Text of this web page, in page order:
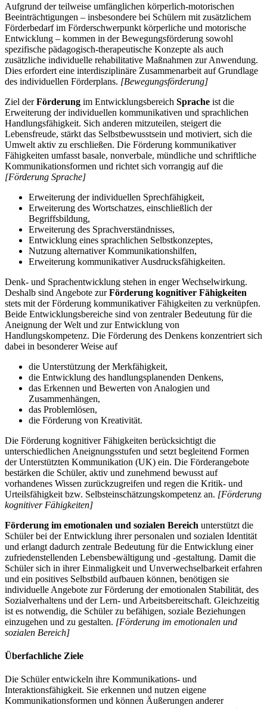
Aufgrund der teilweise umfänglichen körperlich-motorischen
Beeinträchtigungen – insbesondere bei Schülern mit zusätzlichem
Förderbedarf im Förderschwerpunkt körperliche und motorische
Entwicklung – kommen in der Bewegungsförderung sowohl
spezifische pädagogisch-therapeutische Konzepte als auch
zusätzliche individuelle rehabilitative Maßnahmen zur Anwendung.
Dies erfordert eine interdisziplinäre Zusammenarbeit auf Grundlage
des individuellen Förderplans. [Bewegungsförderung]
Ziel derFörderung im Entwicklungsbereich Sprache ist die
Erweiterung der individuellen kommunikativen und sprachlichen
Handlungsfähigkeit. Sich anderen mitzuteilen, steigert die
Lebensfreude, stärkt das Selbstbewusstsein und motiviert, sich die
Umwelt aktiv zu erschließen. Die Förderung kommunikativer
Fähigkeiten umfasst basale, nonverbale, mündliche und schriftliche
Kommunikationsformen und richtet sich vorrangig auf die
[Förderung Sprache]
Erweiterung der individuellen Sprechfähigkeit,
Erweiterung des Wortschatzes, einschließlich der
Begriffsbildung,
Erweiterung des Sprachverständnisses,
Entwicklung eines sprachlichen Selbstkonzeptes,
Nutzung alternativer Kommunikationshilfen,
Erweiterung kommunikativer Ausdrucksfähigkeiten.
Denk- und Sprachentwicklung stehen in enger Wechselwirkung.
Deshalb sind Angebote zurFörderung kognitiver Fähigkeiten
stets mit der Förderung kommunikativer Fähigkeiten zu verknüpfen.
Beide Entwicklungsbereiche sind von zentraler Bedeutung für die
Aneignung der Welt und zur Entwicklung von
Handlungskompetenz. Die Förderung des Denkens konzentriert sich
dabei in besonderer Weise auf
die Unterstützung der Merkfähigkeit,
die Entwicklung des handlungsplanenden Denkens,
das Erkennen und Bewerten von Analogien und
Zusammenhängen,
das Problemlösen,
die Förderung von Kreativität.
Die Förderung kognitiver Fähigkeiten berücksichtigt die
unterschiedlichen Aneignungsstufen und setzt begleitend Formen
der Unterstützten Kommunikation (UK) ein. Die Förderangebote
bestärken die Schüler, aktiv und zunehmend bewusst auf
vorhandenes Wissen zurückzugreifen und regen die Kritik- und
Urteilsfähigkeit bzw. Selbsteinschätzungskompetenz an. [Förderung
kognitiver Fähigkeiten]
Förderung im emotionalen und sozialen Bereich unterstützt die
Schüler bei der Entwicklung ihrer personalen und sozialen Identität
und erlangt dadurch zentrale Bedeutung für die Entwicklung einer
zufriedenstellenden Lebensbewältigung und -gestaltung. Damit die
Schüler sich in ihrer Einmaligkeit und Unverwechselbarkeit erfahren
und ein positives Selbstbild aufbauen können, benötigen sie
individuelle Angebote zur Förderung der emotionalen Stabilität, des
Sozialverhaltens und der Lern- und Arbeitsbereitschaft. Gleichzeitig
ist es notwendig, die Schüler zu befähigen, soziale Beziehungen
einzugehen und zu gestalten. [Förderung im emotionalen und
sozialen Bereich]
Überfachliche Ziele
Die Schüler entwickeln ihre Kommunikations- und
Interaktionsfähigkeit. Sie erkennen und nutzen eigene
Kommunikationsformen und können Äußerungen anderer